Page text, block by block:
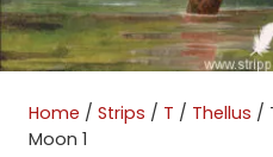
Home / Strips / T / Thellus /
Moon 1